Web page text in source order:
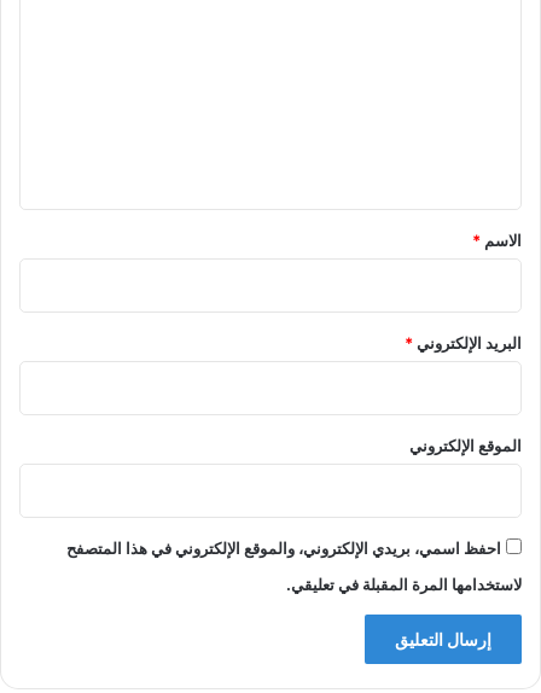
*
الاسم *
البريد الإلكتروني*
الموقع الإلكتروني
احفظ اسمي، بريدي الإلكتروني، والموقع الإلكتروني في هذا المتصفح
لاستخدامها المرة المقبلة في تعليقي.